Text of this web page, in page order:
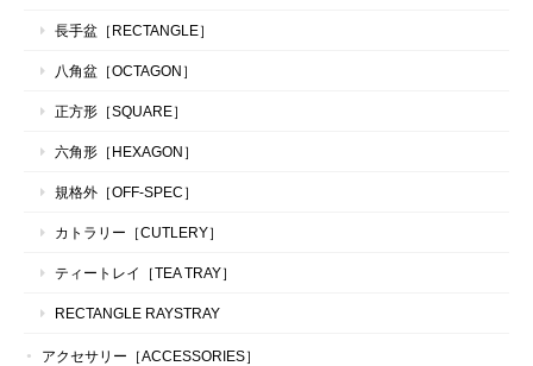
長手盆［RECTANGLE］
八角盆［OCTAGON］
正方形［SQUARE］
六角形［HEXAGON］
規格外［OFF-SPEC］
カトラリー［CUTLERY］
ティートレイ［TEA TRAY］
RECTANGLE RAYSTRAY
アクセサリー［ACCESSORIES］